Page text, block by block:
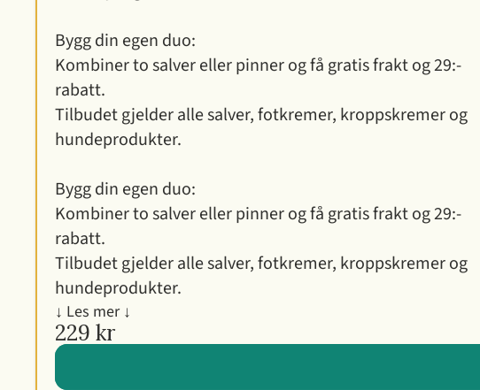
Bygg din egen duo:
Kombiner to salver eller pinner og få gratis frakt og 29:-
rabatt.
Tilbudet gjelder alle salver, fotkremer, kroppskremer og
hundeprodukter.
Bygg din egen duo:
Kombiner to salver eller pinner og få gratis frakt og 29:-
rabatt.
Tilbudet gjelder alle salver, fotkremer, kroppskremer og
hundeprodukter.
↓ Les mer ↓
229 kr